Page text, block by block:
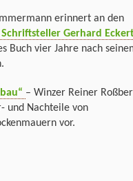
erinnert an den
Gerhard
Buch vier Jahre nach
– Winzer Reiner
und Nachteile von
vor.